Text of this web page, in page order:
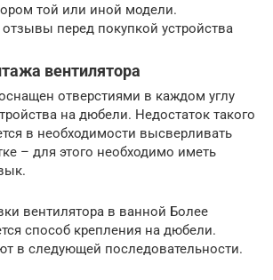
той или иной модели.
отзывы перед покупкой устройства
вентилятора
отверстиями в каждом углу
на дюбели. Недостаток такого
в необходимости высверливать
– для этого необходимо иметь
вентилятора в ванной Более
способ крепления на дюбели.
в следующей последовательности.